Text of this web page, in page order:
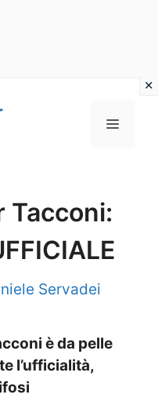
Menu
Tacconi:
Servadei
è da pelle
l’ufficialità,